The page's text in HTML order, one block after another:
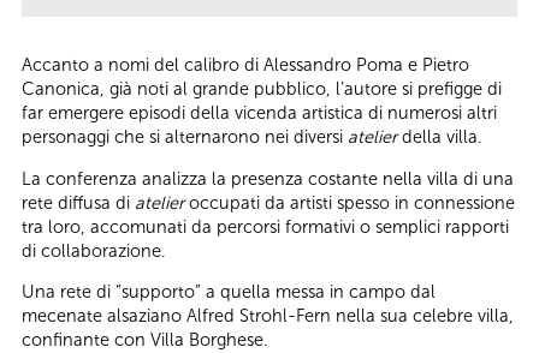
Accanto a nomi del calibro di Alessandro Poma e Pietro
Canonica, già noti al grande pubblico, l’autore si prefigge di
far emergere episodi della vicenda artistica di numerosi altri
personaggi che si alternarono nei diversi atelierdella villa.
La conferenza analizza la presenza costante nella villa di una
rete diffusa di atelieroccupati da artisti spesso in connessione
tra loro, accomunati da percorsi formativi o semplici rapporti
di collaborazione.
Una rete di “supporto” a quella messa in campo dal
mecenate alsaziano Alfred Strohl-Fern nella sua celebre villa,
confinante con Villa Borghese.